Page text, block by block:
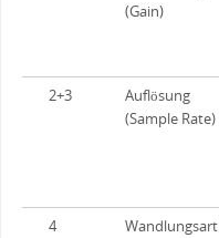
(Gain)
2+3
Auflösung
(Sample Rate)
4
Wandlungsart